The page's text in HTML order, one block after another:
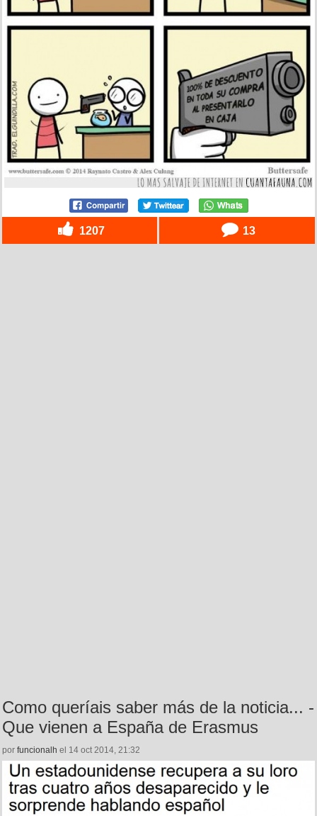
1207 13
Como queríais saber más de la noticia... -
Que vienen a España de Erasmus
por funcionalh el 14 oct 2014, 21:32